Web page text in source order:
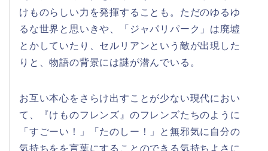
けものらしい力を発揮することも。ただのゆるゆ
るな世界と思いきや、「ジャパリパーク」は廃墟
とかしていたり、セルリアンという敵が出現した
りと、物語の背景には謎が潜んでいる。
お互い本心をさらけ出すことが少ない現代におい
て、『けものフレンズ』のフレンズたちのように
「すごーい！」「たのしー！」と無邪気に自分の
気持ちをを言葉にすることのできる気持ちよさに